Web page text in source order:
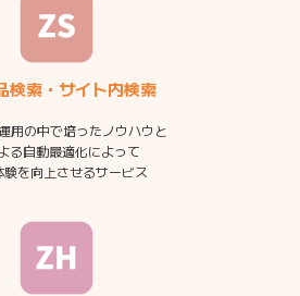
検索・サイト内検索
用の中で培ったノウハウと
る自動最適化によって
験を向上させるサービス